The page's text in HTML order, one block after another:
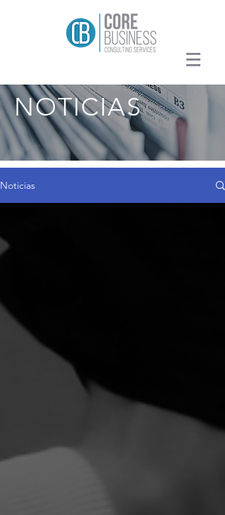
NOTICIAS
Noticias